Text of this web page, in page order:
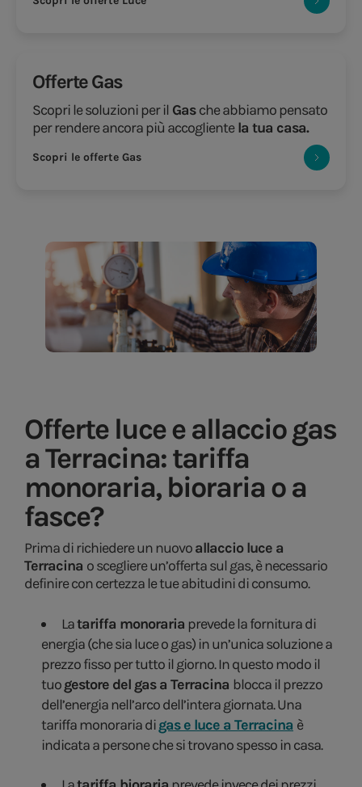
Offerte Gas
Scopri le soluzioni per il Gasche abbiamo pensato
per rendere ancora più accoglientela tua casa.
Scopri le offerte Gas
Offerte luce e allaccio gas
a Terracina: tariffa
monoraria, bioraria o a
fasce?
Prima di richiedere un nuovoallaccio luce a
Terracina o scegliere un’offerta sul gas, è necessario
definire con certezza le tue abitudini di consumo.
Latariffa monoraria prevede la fornitura di
energia (che sia luce o gas) in un’unica soluzione a
prezzo fisso per tutto il giorno. In questo modo il
tuogestore del gas a Terracina blocca il prezzo
dell’energia nell’arco dell’intera giornata. Una
tariffa monoraria digas e luce a Terracina è
indicata a persone che si trovano spesso in casa.